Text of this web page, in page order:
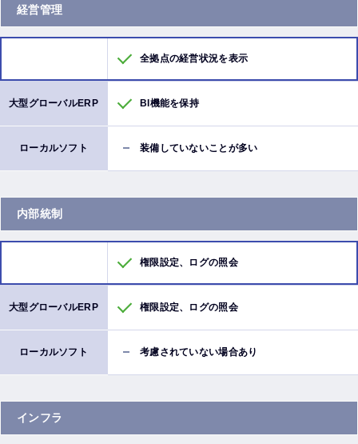
経営管理
全拠点の経営状況を表示
BI機能を保持
装備していないことが多い
内部統制
権限設定、ログの照会
権限設定、ログの照会
考慮されていない場合あり
インフラ